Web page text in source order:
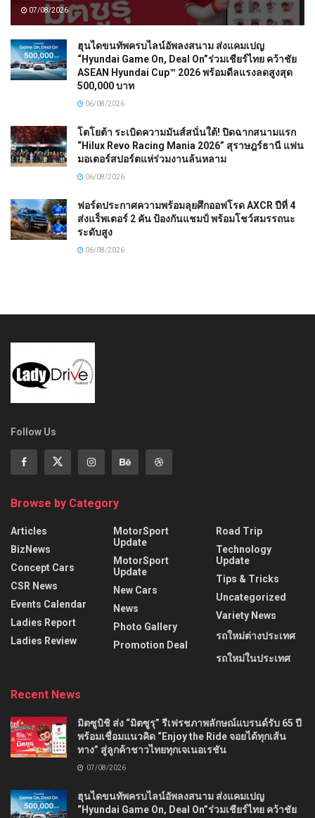
07/08/2026
ฮุนไดขนทัพครบไลน์อัพลงสนาม ส่งแคมเปญ
“Hyundai Game On, Deal On”ร่วมเชียร์ไทย คว้าชัย
ASEAN Hyundai Cup™ 2026 พร้อมดีลแรงลดสูงสุด
500,000 บาท
06/08/2026
โตโยต้า ระเบิดความมันส์สนั่นใต้! ปิดฉากสนามแรก
“Hilux Revo Racing Mania 2026” สุราษฎร์ธานี แฟน
มอเตอร์สปอร์ตแห่ร่วมงานล้นหลาม
06/08/2026
ฟอร์ดประกาศความพร้อมลุยศึกออฟโรด AXCR ปีที่ 4
ส่งแร็พเตอร์ 2 คัน ป้องกันแชมป์ พร้อมโชว์สมรรถนะ
ระดับสูง
06/08/2026
Follow Us
Browse by Category
Articles
BizNews
Concept Cars
CSR News
Events Calendar
Ladies Report
Ladies Review
MotorSport
Update
MotorSport
Update
New Cars
News
Photo Gallery
Promotion Deal
Road Trip
Technology
Update
Tips & Tricks
Uncategorized
Variety News
รถใหม่ต่างประเทศ
รถใหม่ในประเทศ
Recent News
มิตซูบิชิ ส่ง “มิตซูรุ” รีเฟรชภาพลักษณ์แบรนด์รับ 65 ปี
พร้อมเชื่อมแนวคิด “Enjoy the Ride จอยได้ทุกเส้น
ทาง” สู่ลูกค้าชาวไทยทุกเจเนอเรชัน
07/08/2026
ฮุนไดขนทัพครบไลน์อัพลงสนาม ส่งแคมเปญ
“Hyundai Game On, Deal On”ร่วมเชียร์ไทย คว้าชัย